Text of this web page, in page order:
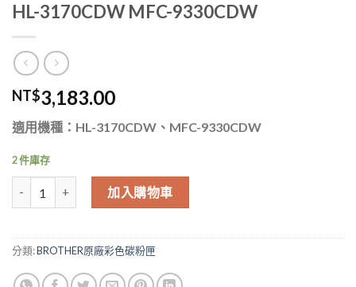
HL-3170CDW MFC-9330CDW
NT$3,183.00
適用機種：HL-3170CDW、MFC-9330CDW
2 件庫存
Brother TN-265 TN265 C 原廠藍色碳粉匣 HL-3170CDW MFC-
加入購物車
分類:BROTHER原廠彩色碳粉匣